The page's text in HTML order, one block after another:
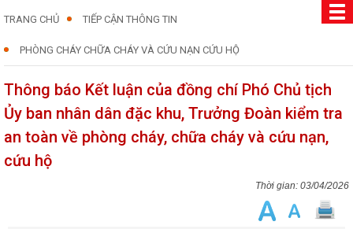
TRANG CHỦ TIẾP CẬN THÔNG TIN
PHÒNG CHÁY CHỮA CHÁY VÀ CỨU NẠN CỨU HỘ
Thông báo Kết luận của đồng chí Phó Chủ tịch
Ủy ban nhân dân đặc khu, Trưởng Đoàn kiểm tra
an toàn về phòng cháy, chữa cháy và cứu nạn,
cứu hộ
03/04/2026